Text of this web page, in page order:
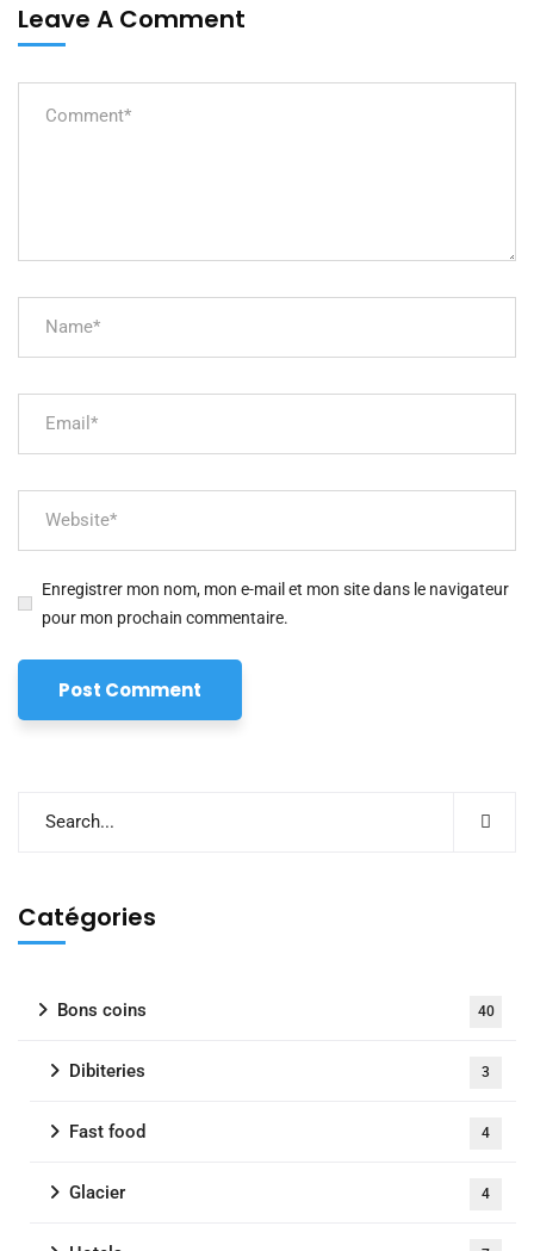
Leave A Comment
Enregistrer mon nom, mon e-mail et mon site dans le navigateur
pour mon prochain commentaire.
Catégories
Bons coins 40
Dibiteries 3
Fast food 4
Glacier 4